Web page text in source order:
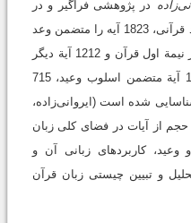
در پژوهشی فراگیر و در
مقام برشماري گزاره‌های وعد و وعید قرآنی، 1823 آیه را متضمن وعد
و وعید شناسایی کرده که 611 آیه در نیمة اول قرآن و 1212 آیة دیگر
در نیمة دوم آن است. همچنین 1038 آیة متضمن اسلوب وعید، 715
شناسایی شده است (ایروانی‌زاده،
این حجم از آیات در فضای کلی زبان
کاربردهای زبانی آن و
و تبیین چیستی زبان قرآن